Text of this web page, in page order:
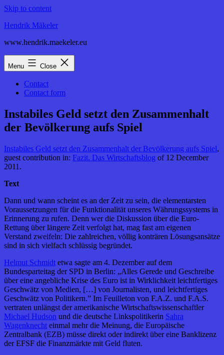
Skip to content
Hendrik Mäkeler
www.hendrik.maekeler.eu
Menu Close
Contact
Contact form
Instabiles Geld setzt den Zusammenhalt
der Bevölkerung aufs Spiel
Instabiles Geld setzt den Zusammenhalt der Bevölkerung aufs Spiel,
guest contribution in: Fazit. Das Wirtschaftsblog of 12 December
2011.
Text
Dann und wann scheint es an der Zeit zu sein, die elementarsten
Voraussetzungen für die Funktionalität unseres Währungssystems in
Erinnerung zu rufen. Denn wer die Diskussion über die Euro-
Rettung über längere Zeit verfolgt hat, mag fast am eigenen
Verstand zweifeln: Die zahlreichen, völlig konträren Lösungsansätze
sind in sich vielfach schlüssig begründet.
Helmut Schmidt etwa sagte am 4. Dezember auf dem
Bundesparteitag der SPD in Berlin: „Alles Gerede und Geschreibe
über eine angebliche Krise des Euro ist in Wirklichkeit leichtfertiges
Geschwätz von Medien, […] von Journalisten, und leichtfertiges
Geschwätz von Politikern.” Im Feuilleton von F.A.Z. und F.A.S.
vertraten unlängst der amerikanische Wirtschaftswissenschaftler
Michael Hudson und die deutsche Linkspolitikerin Sahra
Wagenknecht einmal mehr die Meinung, die Europäische
Zentralbank (EZB) müsse direkt oder indirekt über eine Banklizenz
der EFSF die Finanzmärkte mit Geld fluten.